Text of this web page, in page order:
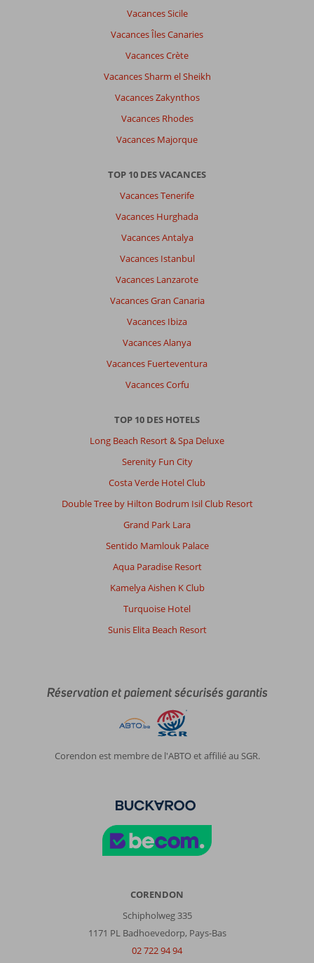
Vacances Sicile
Vacances Îles Canaries
Vacances Crète
Vacances Sharm el Sheikh
Vacances Zakynthos
Vacances Rhodes
Vacances Majorque
TOP 10 DES VACANCES
Vacances Tenerife
Vacances Hurghada
Vacances Antalya
Vacances Istanbul
Vacances Lanzarote
Vacances Gran Canaria
Vacances Ibiza
Vacances Alanya
Vacances Fuerteventura
Vacances Corfu
TOP 10 DES HOTELS
Long Beach Resort & Spa Deluxe
Serenity Fun City
Costa Verde Hotel Club
Double Tree by Hilton Bodrum Isil Club Resort
Grand Park Lara
Sentido Mamlouk Palace
Aqua Paradise Resort
Kamelya Aishen K Club
Turquoise Hotel
Sunis Elita Beach Resort
Réservation et paiement sécurisés garantis
Corendon est membre de l'ABTO et affilié au SGR.
CORENDON
Schipholweg 335
1171 PL Badhoevedorp, Pays-Bas
02 722 94 94